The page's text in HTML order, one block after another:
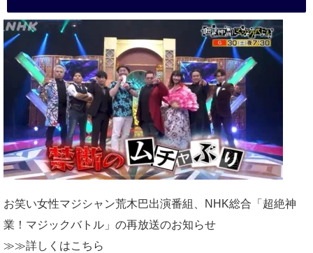
お笑い女性マジシャン荒木巴出演番組、
NHK総合「超絶神
業！マジックバトル」の再放送のお知らせ
≫≫詳しくはこちら